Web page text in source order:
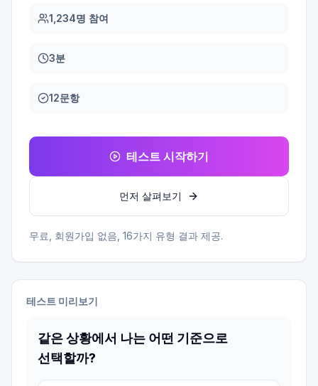
1,234명 참여
3분
12문항
테스트 시작하기
먼저 살펴보기
무료, 회원가입 없음, 16가지 유형 결과 제공.
테스트 미리보기
같은 상황에서 나는 어떤 기준으로
선택할까?